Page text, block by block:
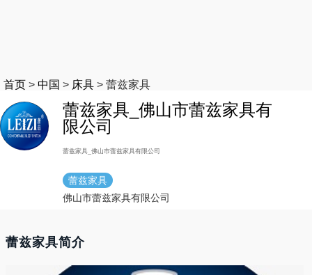
首页 > 中国 > 床具 > 蕾兹家具
蕾兹家具_佛山市蕾兹家具有
限公司
蕾兹家具_佛山市蕾兹家具有限公司
蕾兹家具
佛山市蕾兹家具有限公司
蕾兹家具简介